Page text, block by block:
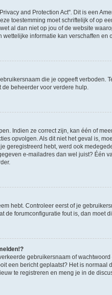
and Protection Act". Dit is een
toestemming moet schriftelijk of op
al dan niet op jou of de website
informatie kan verschaffen
die je opgeeft
beheerder voor verdere hulp.
Indien ze correct zijn, kan één of
opvolgen. Als dit niet het geval is,
geregistreerd hebt, werd ook
e-mailadres dan wel juist? Één
hebt. Controleer eerst of je
de forumconfiguratie fout is, dan moet
gebruikersnaam of
een bericht geplaatst? Het is
te registreren en meng je in de